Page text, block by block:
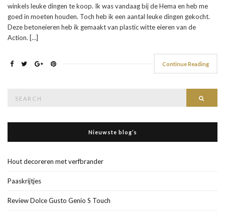
winkels leuke dingen te koop. Ik was vandaag bij de Hema en heb me
goed in moeten houden. Toch heb ik een aantal leuke dingen gekocht.
Deze betoneieren heb ik gemaakt van plastic witte eieren van de
Action. […]
Continue Reading
Nieuwste blog’s
Hout decoreren met verfbrander
Paaskrijtjes
Review Dolce Gusto Genio S Touch